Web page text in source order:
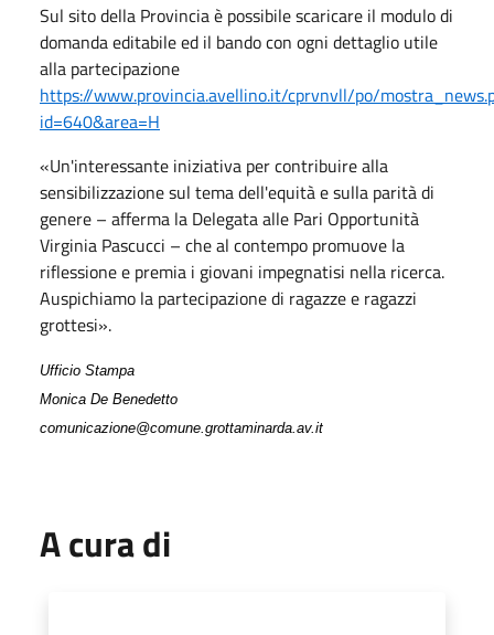
Sul sito della Provincia è possibile scaricare il modulo di
domanda editabile ed il bando con ogni dettaglio utile
alla partecipazione
https://www.provincia.avellino.it/cprvnvll/po/
id=640&area=H
«Un'interessante iniziativa per contribuire alla
sensibilizzazione sul tema dell'equità e sulla parità di
genere – afferma la Delegata alle Pari Opportunità
Virginia Pascucci – che al contempo promuove la
riflessione e premia i giovani impegnatisi nella ricerca.
Auspichiamo la partecipazione di ragazze e ragazzi
grottesi».
Ufficio Stampa
Monica De Benedetto
comunicazione@comune.grottaminarda.av.it
A cura di